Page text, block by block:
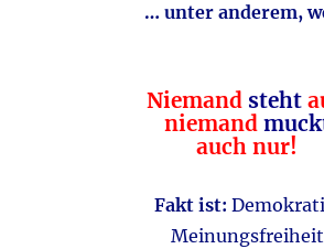
… unter anderem,
Niemand steht
niemand
auch nur!
Fakt ist:
Meinungsfreiheit